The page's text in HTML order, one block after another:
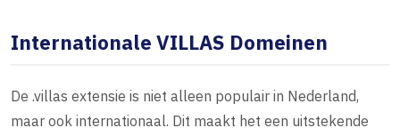
Internationale VILLAS Domeinen
De .villas extensie is niet alleen populair in Nederland,
maar ook internationaal. Dit maakt het een uitstekende